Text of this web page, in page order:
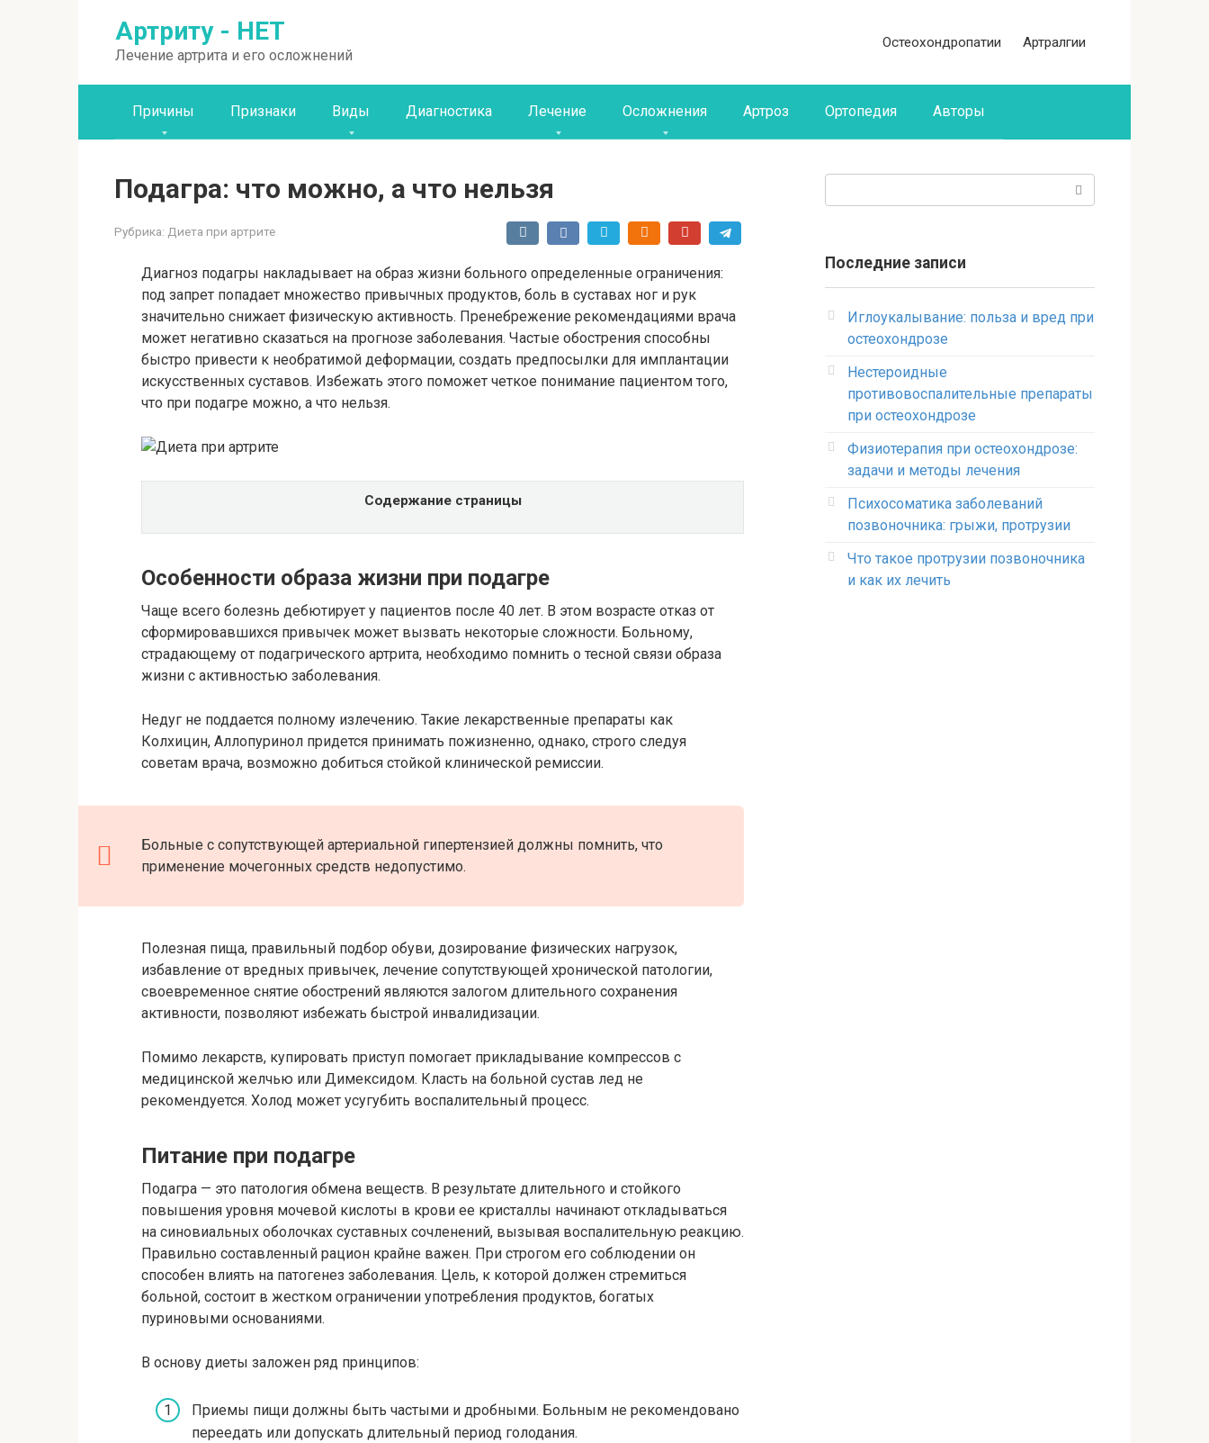
Артриту - НЕТ
Лечение артрита и его осложнений
Остеохондропатии Артралгии
Причины Признаки Виды Диагностика Лечение Осложнения Артроз Ортопедия Авторы
Подагра: что можно, а что нельзя
Рубрика: Диета при артрите
Диагноз подагры накладывает на образ жизни больного определенные ограничения:
под запрет попадает множество привычных продуктов, боль в суставах ног и рук
значительно снижает физическую активность. Пренебрежение рекомендациями врача
может негативно сказаться на прогнозе заболевания. Частые обострения способны
быстро привести к необратимой деформации, создать предпосылки для имплантации
искусственных суставов. Избежать этого поможет четкое понимание пациентом того,
что при подагре можно, а что нельзя.
Содержание страницы
Особенности образа жизни при подагре
Чаще всего болезнь дебютирует у пациентов после 40 лет. В этом возрасте отказ от
сформировавшихся привычек может вызвать некоторые сложности. Больному,
страдающему от подагрического артрита, необходимо помнить о тесной связи образа
жизни с активностью заболевания.
Недуг не поддается полному излечению. Такие лекарственные препараты как
Колхицин, Аллопуринол придется принимать пожизненно, однако, строго следуя
советам врача, возможно добиться стойкой клинической ремиссии.
Больные с сопутствующей артериальной гипертензией должны помнить, что
применение мочегонных средств недопустимо.
Полезная пища, правильный подбор обуви, дозирование физических нагрузок,
избавление от вредных привычек, лечение сопутствующей хронической патологии,
своевременное снятие обострений являются залогом длительного сохранения
активности, позволяют избежать быстрой инвалидизации.
Помимо лекарств, купировать приступ помогает прикладывание компрессов с
медицинской желчью или Димексидом. Класть на больной сустав лед не
рекомендуется. Холод может усугубить воспалительный процесс.
Питание при подагре
Подагра — это патология обмена веществ. В результате длительного и стойкого
повышения уровня мочевой кислоты в крови ее кристаллы начинают откладываться
на синовиальных оболочках суставных сочленений, вызывая воспалительную реакцию.
Правильно составленный рацион крайне важен. При строгом его соблюдении он
способен влиять на патогенез заболевания. Цель, к которой должен стремиться
больной, состоит в жестком ограничении употребления продуктов, богатых
пуриновыми основаниями.
В основу диеты заложен ряд принципов:
Приемы пищи должны быть частыми и дробными. Больным не рекомендовано
переедать или допускать длительный период голодания.
Последние записи
Иглоукалывание: польза и вред при
остеохондрозе
Нестероидные
противовоспалительные препараты
при остеохондрозе
Физиотерапия при остеохондрозе:
задачи и методы лечения
Психосоматика заболеваний
позвоночника: грыжи, протрузии
Что такое протрузии позвоночника
и как их лечить